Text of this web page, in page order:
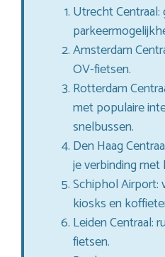
Utrecht Centraal:
Amsterdam
OV-fietsen.
Rotterdam
met populaire
snelbussen.
Den Haag
je verbinding met
Schiphol Airport:
kiosks en
Leiden Centraal:
fietsen.